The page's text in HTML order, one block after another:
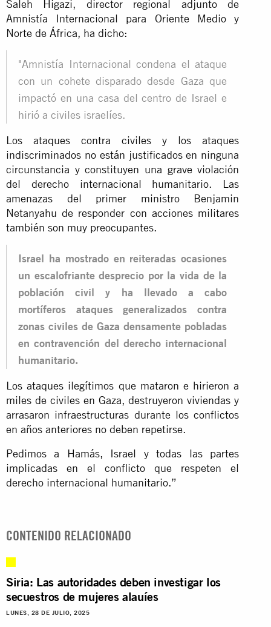
Saleh Higazi, director regional adjunto de
Amnistía Internacional para Oriente Medio y
Norte de África, ha dicho:
"Amnistía Internacional condena el ataque
con un cohete disparado desde Gaza que
impactó en una casa del centro de Israel e
hirió a civiles israelíes.
Los ataques contra civiles y los ataques
indiscriminados no están justificados en ninguna
circunstancia y constituyen una grave violación
del derecho internacional humanitario. Las
amenazas del primer ministro Benjamin
Netanyahu de responder con acciones militares
también son muy preocupantes.
Israel ha mostrado en reiteradas ocasiones
un escalofriante desprecio por la vida de la
población civil y ha llevado a cabo
mortíferos ataques generalizados contra
zonas civiles de Gaza densamente pobladas
en contravención del derecho internacional
humanitario.
Los ataques ilegítimos que mataron e hirieron a
miles de civiles en Gaza, destruyeron viviendas y
arrasaron infraestructuras durante los conflictos
en años anteriores no deben repetirse.
Pedimos a Hamás, Israel y todas las partes
implicadas en el conflicto que respeten el
derecho internacional humanitario.”
CONTENIDO RELACIONADO
Siria: Las autoridades deben investigar los
secuestros de mujeres alauíes
LUNES, 28 DE JULIO, 2025